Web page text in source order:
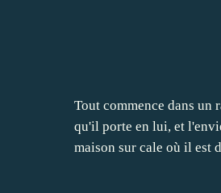
Tout commence dans un
qu'il porte en lui, et
maison sur cale où il est